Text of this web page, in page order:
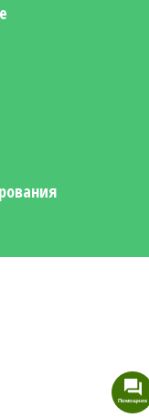
Помощник